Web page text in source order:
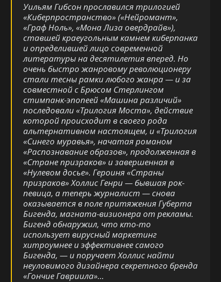
Уильям Гибсон прославился трилогией
«Киберпространство» («Нейромант»,
«Граф Ноль», «Мона Лиза овердрайв»),
ставшей краеугольным камнем киберпанка
и определившей лицо современной
литературы на десятилетия вперед. Но
очень быстро жанровому революционеру
стали тесны рамки любого жанра — и за
совместной с Брюсом Стерлингом
стимпанк-эпопеей «Машина различий»
последовали «Трилогия Моста», действие
которой происходит в своего рода
альтернативном настоящем, и «Трилогия
«Синего муравья», начатая романом
«Распознавание образов», продолженная в
«Стране призраков» и завершенная в
«Нулевом досье». Героиня «Страны
призраков» Холлис Генри — бывшая рок-
певица, а теперь журналист — снова
оказывается в поле притяжения Губерта
Бигенда, магната-визионера от рекламы.
Бигенд обнаружил, что кто-то
использует вирусный маркетинг
хитроумнее и эффективнее самого
Бигенда, — и поручает Холлис найти
неуловимого дизайнера секретного бренда
«Гончие Гавриила»…